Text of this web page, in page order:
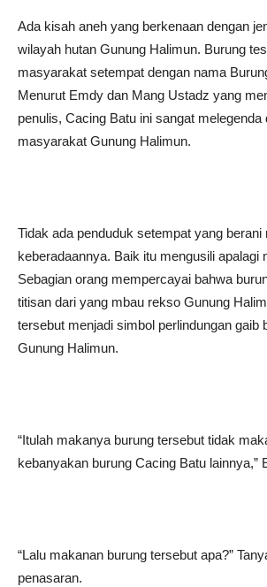
Ada kisah aneh yang berkenaan dengan
wilayah hutan Gunung Halimun. Burung
masyarakat setempat dengan nama
Menurut Emdy dan Mang Ustadz yang
penulis, Cacing Batu ini sangat melegenda
masyarakat Gunung Halimun.
Tidak ada penduduk setempat yang berani
keberadaannya. Baik itu mengusili apalagi
Sebagian orang mempercayai bahwa
titisan dari yang mbau rekso Gunung
tersebut menjadi simbol perlindungan gaib
Gunung Halimun.
“Itulah makanya burung tersebut tidak
kebanyakan burung Cacing Batu lainnya,”
“Lalu makanan burung tersebut apa?”
penasaran.